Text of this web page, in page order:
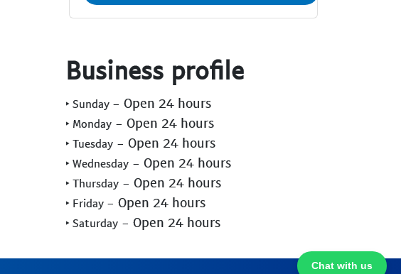
Chat with us
Business profile
‣ Sunday - Open 24 hours
‣ Monday - Open 24 hours
‣ Tuesday - Open 24 hours
‣ Wednesday - Open 24 hours
‣ Thursday - Open 24 hours
‣ Friday - Open 24 hours
‣ Saturday - Open 24 hours